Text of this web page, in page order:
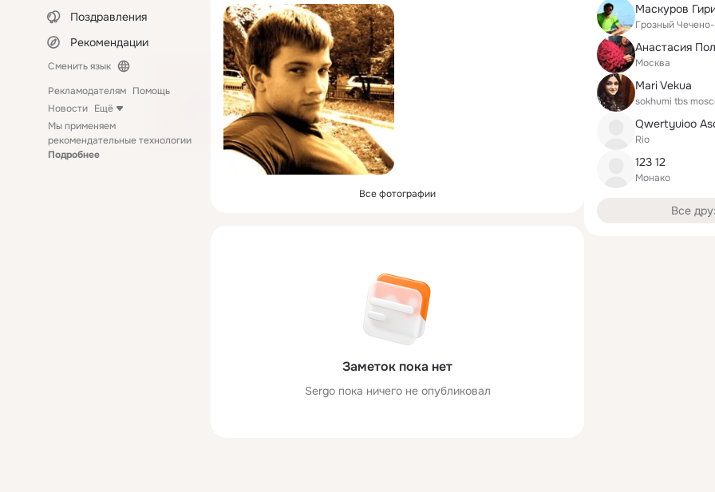
Поздравления
Рекомендации
Сменить язык
Рекламодателям Помощь
Новости Ещё
Мы применяем
рекомендательные технологии
Подробнее
Все фотографии
Заметок пока нет
Sergo пока ничего не опубликовал
Маскуров
Грозный
Анастасия
Москва
Mari Vekua
sokhumi tbs
Qwertyuioo
Rio
123 12
Монако
Все